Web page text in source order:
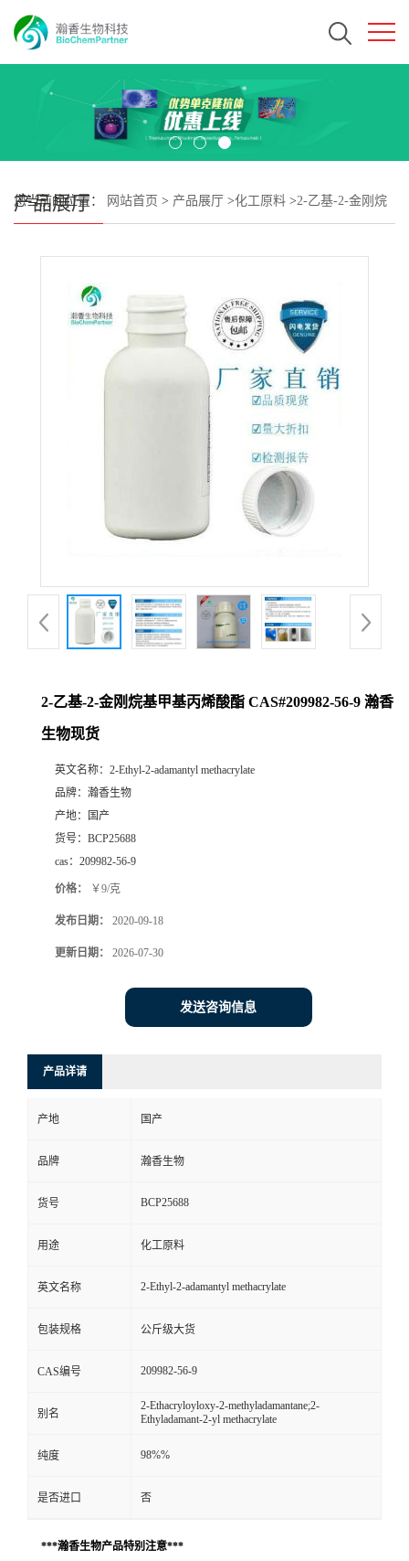
产品展厅
您当前的位置： 网站首页 > 产品展厅 >化工原料 >2-乙基-2-金刚烷
2-乙基-2-金刚烷基甲基丙烯酸酯 CAS#209982-56-9 瀚香
生物现货
英文名称： 2-Ethyl-2-adamantyl methacrylate
品牌： 瀚香生物
产地：
国产
货号： BCP25688
cas： 209982-56-9
价格： ￥9/克
发布日期： 2020-09-18
更新日期： 2026-07-30
发送咨询信息
产品详请
产地 国产
品牌 瀚香生物
货号 BCP25688
用途 化工原料
英文名称 2-Ethyl-2-adamantyl methacrylate
包装规格 公斤级大货
CAS编号 209982-56-9
别名
2-Ethacryloyloxy-2-methyladamantane;2-
Ethyladamant-2-yl methacrylate
纯度 98%%
是否进口 否
***瀚香生物产品特别注意***